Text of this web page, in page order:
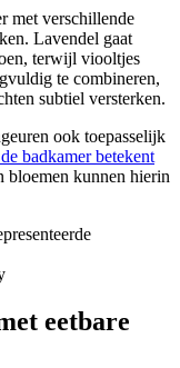
met verschillende
Lavendel gaat
terwijl viooltjes
te combineren,
subtiel versterken.
ook toepasselijk
badkamer betekent
bloemen kunnen hierin
eetbare